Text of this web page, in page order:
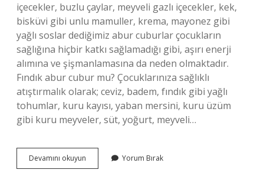
içecekler, buzlu çaylar, meyveli gazlı içecekler, kek,
bisküvi gibi unlu mamuller, krema, mayonez gibi
yağlı soslar dediğimiz abur cuburlar çocukların
sağlığına hiçbir katkı sağlamadığı gibi, aşırı enerji
alımına ve şişmanlamasına da neden olmaktadır.
Fındık abur cubur mu? Çocuklarınıza sağlıklı
atıştırmalık olarak; ceviz, badem, fındık gibi yağlı
tohumlar, kuru kayısı, yaban mersini, kuru üzüm
gibi kuru meyveler, süt, yoğurt, meyveli…
Devamını okuyun Kuruyemis
Abur
Yorum Bırak